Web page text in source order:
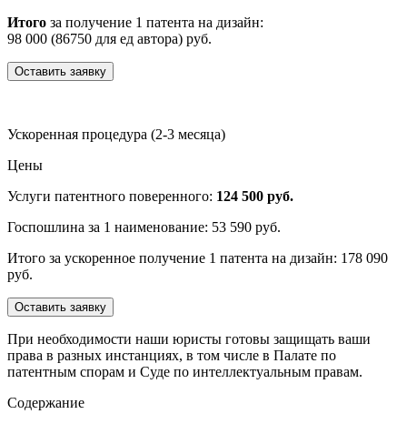
Итого за получение 1 патента на дизайн:
98 000 (86750 для ед автора) руб.
Оставить заявку
Ускоренная процедура (2-3 месяца)
Цены
Услуги патентного поверенного: 124 500 руб.
Госпошлина за 1 наименование: 53 590 руб.
Итого за ускоренное получение 1 патента на дизайн: 178 090
руб.
Оставить заявку
При необходимости наши юристы готовы защищать ваши
права в разных инстанциях, в том числе в Палате по
патентным спорам и Суде по интеллектуальным правам.
Содержание